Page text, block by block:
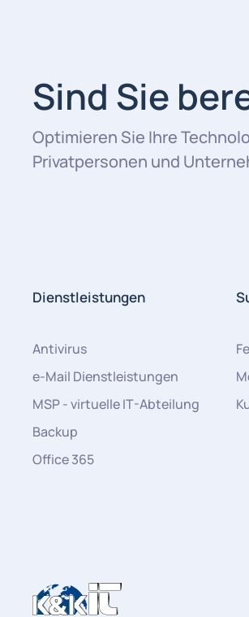
Sind Sie
Optimieren Sie Ihre
Privatpersonen und
Dienstleistungen
Antivirus
e-Mail Dienstleistungen
MSP - virtuelle IT-Abteilung
Backup
Office 365